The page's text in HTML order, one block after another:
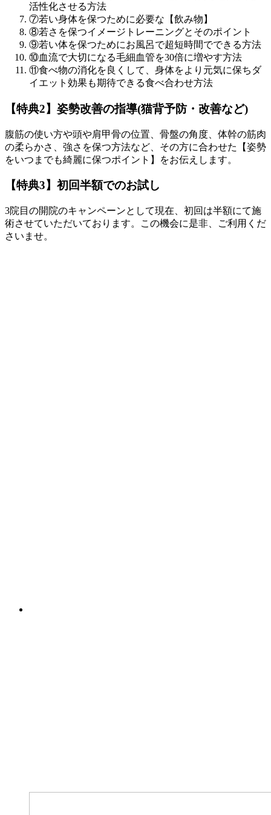
活性化させる方法
⑦若い身体を保つために必要な【飲み物】
⑧若さを保つイメージトレーニングとそのポイント
⑨若い体を保つためにお風呂で超短時間でできる方法
⑩血流で大切になる毛細血管を30倍に増やす方法
⑪食べ物の消化を良くして、身体をより元気に保ちダ
イエット効果も期待できる食べ合わせ方法
【特典2】姿勢改善の指導(猫背予防・改善など)
腹筋の使い方や頭や肩甲骨の位置、骨盤の角度、体幹の筋肉
の柔らかさ、強さを保つ方法など、その方に合わせた【姿勢
をいつまでも綺麗に保つポイント】をお伝えします。
【特典3】初回半額でのお試し
3院目の開院のキャンペーンとして現在、初回は半額にて施
術させていただいております。この機会に是非、ご利用くだ
さいませ。